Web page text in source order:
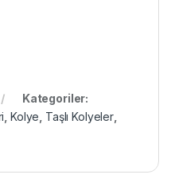
Kategoriler:
Kolye Taşlı Kolyeler